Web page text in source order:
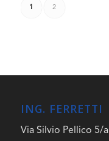
1 2
ING. FERRETTI
Via Silvio Pellico 5/a